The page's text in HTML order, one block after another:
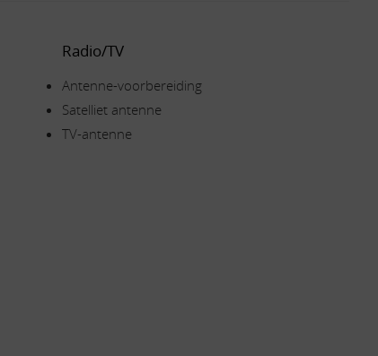
Radio/TV
Antenne-voorbereiding
Satelliet antenne
TV-antenne